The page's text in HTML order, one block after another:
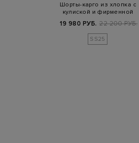
Шорты-карго из хлопка с
кулиской и фирменной
19 980 РУБ. 22 200 РУБ.
SS25